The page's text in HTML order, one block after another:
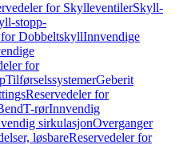
for SkylleventilerSkyll-
stopp-
DobbeltskyllInnvendige
for
TilførselssystemerGeberit
Reservedeler for
T-rørInnvendig
sirkulasjonOverganger
løsbareReservedeler for